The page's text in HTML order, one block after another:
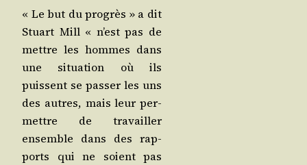
« Le but du pro­grès » a dit
Stuart Mill « n’est pas de
mettre les hommes dans
une situa­tion où ils
puissent se pas­ser les uns
des autres, mais leur per­
mettre de tra­vailler
ensemble dans des rap­
ports qui ne soient pas